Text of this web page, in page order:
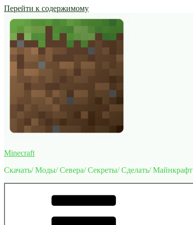
Перейти к содержимому
Minecraft
Скачать/ Моды/ Севера/ Секреты/ Сделать/ Майнкрафт